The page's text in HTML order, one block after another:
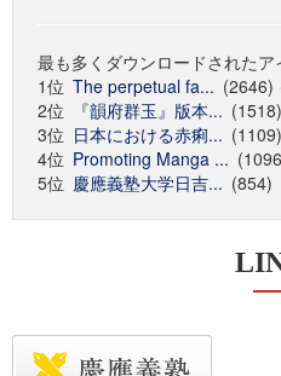
最も多くダウンロードされたア
1位 The perpetual fa... (2646)
2位
『韻府群玉』版本... (1518)
3位 日本における赤痢... (1109)
4位 Promoting Manga ...
5位 慶應義塾大学日吉... (854)